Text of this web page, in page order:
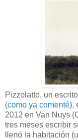
Pizzolatto, un
(como ya comenté),
2012 en Van Nuys
tres meses escribir
llenó la habitación